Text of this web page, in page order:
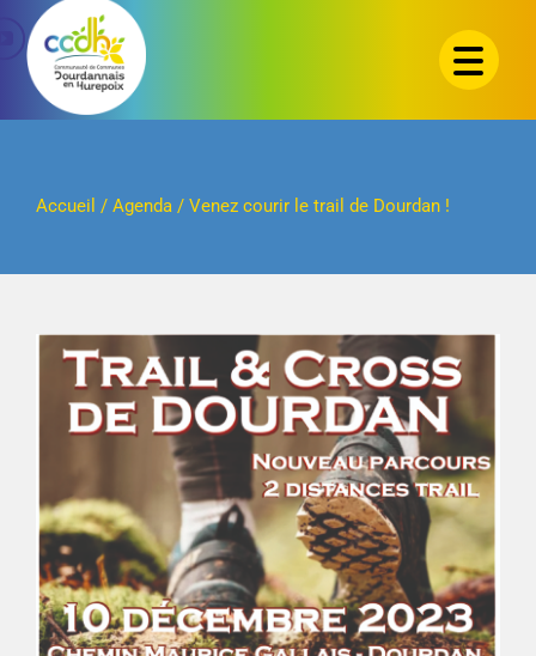
Passer
contenu
Accueil / Agenda/ Venez courir le trail de Dourdan !